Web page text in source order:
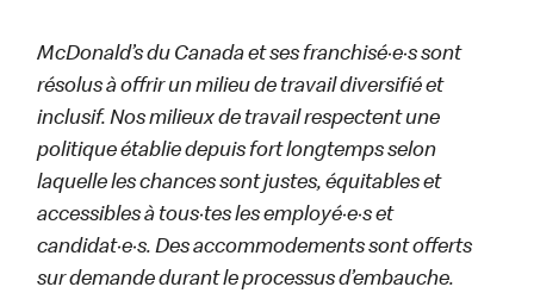
McDonald’s du Canada et ses franchisé·e·s sont
résolus à offrir un milieu de travail diversifié et
inclusif. Nos milieux de travail respectent une
politique établie depuis fort longtemps selon
laquelle les chances sont justes, équitables et
accessibles à tous·tes les employé·e·s et
candidat·e·s. Des accommodements sont offerts
sur demande durant le processus d’embauche.